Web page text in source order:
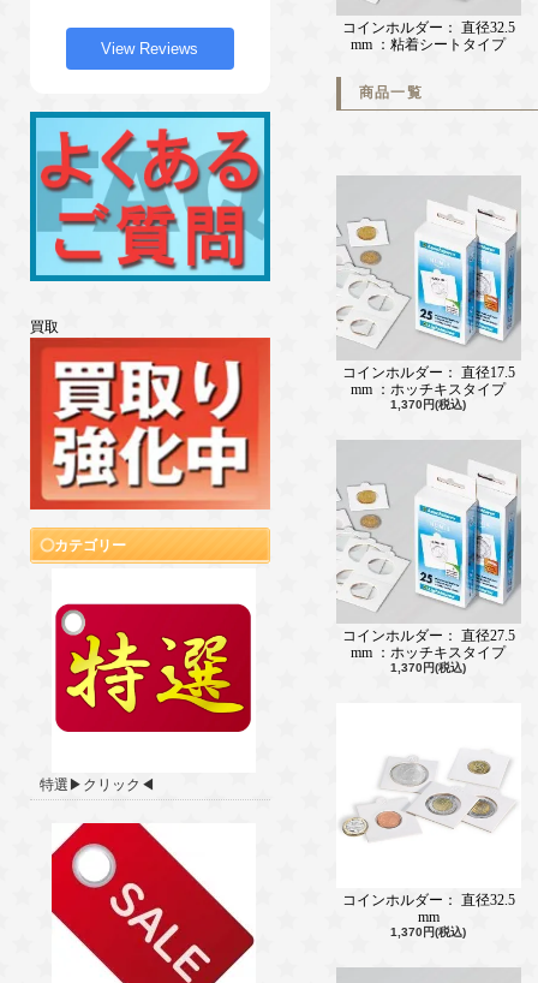
View Reviews
買取
カテゴリー
特選▶クリック◀
コインホルダー： 直径32.5
mm ：粘着シートタイプ
商品一覧
コインホルダー： 直径17.5
mm ：ホッチキスタイプ
1,370円(税込)
コインホルダー： 直径27.5
mm ：ホッチキスタイプ
1,370円(税込)
コインホルダー： 直径32.5
mm
1,370円(税込)